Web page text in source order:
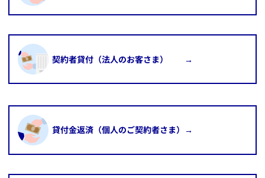
​契約者貸付（法人のお客さま） →
​貸付金返済（個人のご契約者さま）→